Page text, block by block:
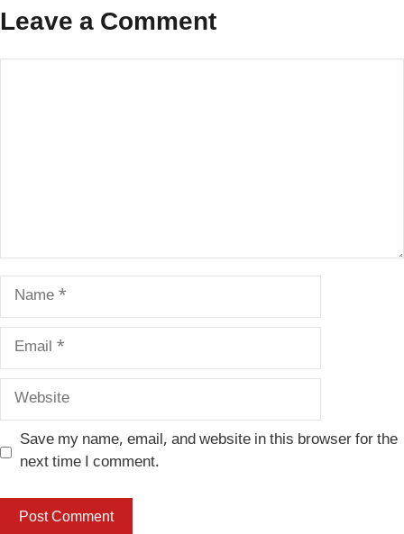
Leave a Comment
Name
Email
Website
Save my name, email, and website in this browser for the
next time I comment.